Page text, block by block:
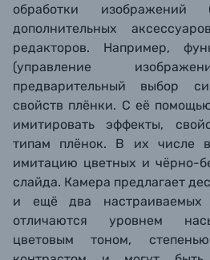
обработки изображений
дополнительных
редакторов. Например,
(управление
предварительный выбор
свойств плёнки. С её
имитировать эффекты,
типам плёнок. В их числе
имитацию цветных и чёрно-
слайда. Камера предлагает
и ещё два настраиваемых
отличаются уровнем
цветовым тоном,